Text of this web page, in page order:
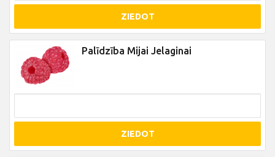
ZIEDOT
Palīdzība Mijai Jelaginai
ZIEDOT